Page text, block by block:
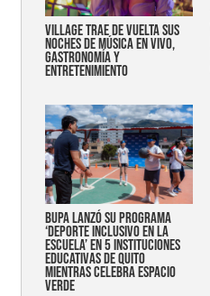
Village trae de vuelta sus
noches de música en vivo,
gastronomía y
entretenimiento
Bupa lanzó su programa
‘Deporte Inclusivo en la
Escuela’ en 5 instituciones
educativas de Quito
mientras celebra espacio
verde